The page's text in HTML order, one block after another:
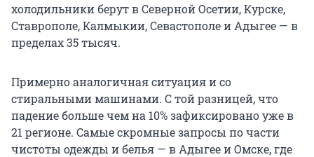
холодильники берут в Северной Осетии, Курске,
Ставрополе, Калмыкии, Севастополе и Адыгее — в
пределах 35 тысяч.
Примерно аналогичная ситуация и со
стиральными машинами. С той разницей, что
падение больше чем на 10% зафиксировано уже в
21 регионе. Самые скромные запросы по части
чистоты одежды и белья — в Адыгее и Омске, где